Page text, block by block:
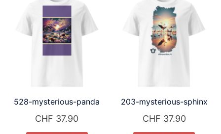
528-mysterious-panda
CHF 37.90
203-mysterious-sphinx
CHF 37.90